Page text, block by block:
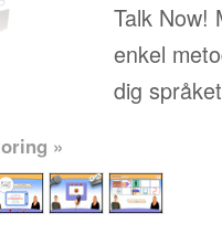
Talk Now!
enkel
dig
»